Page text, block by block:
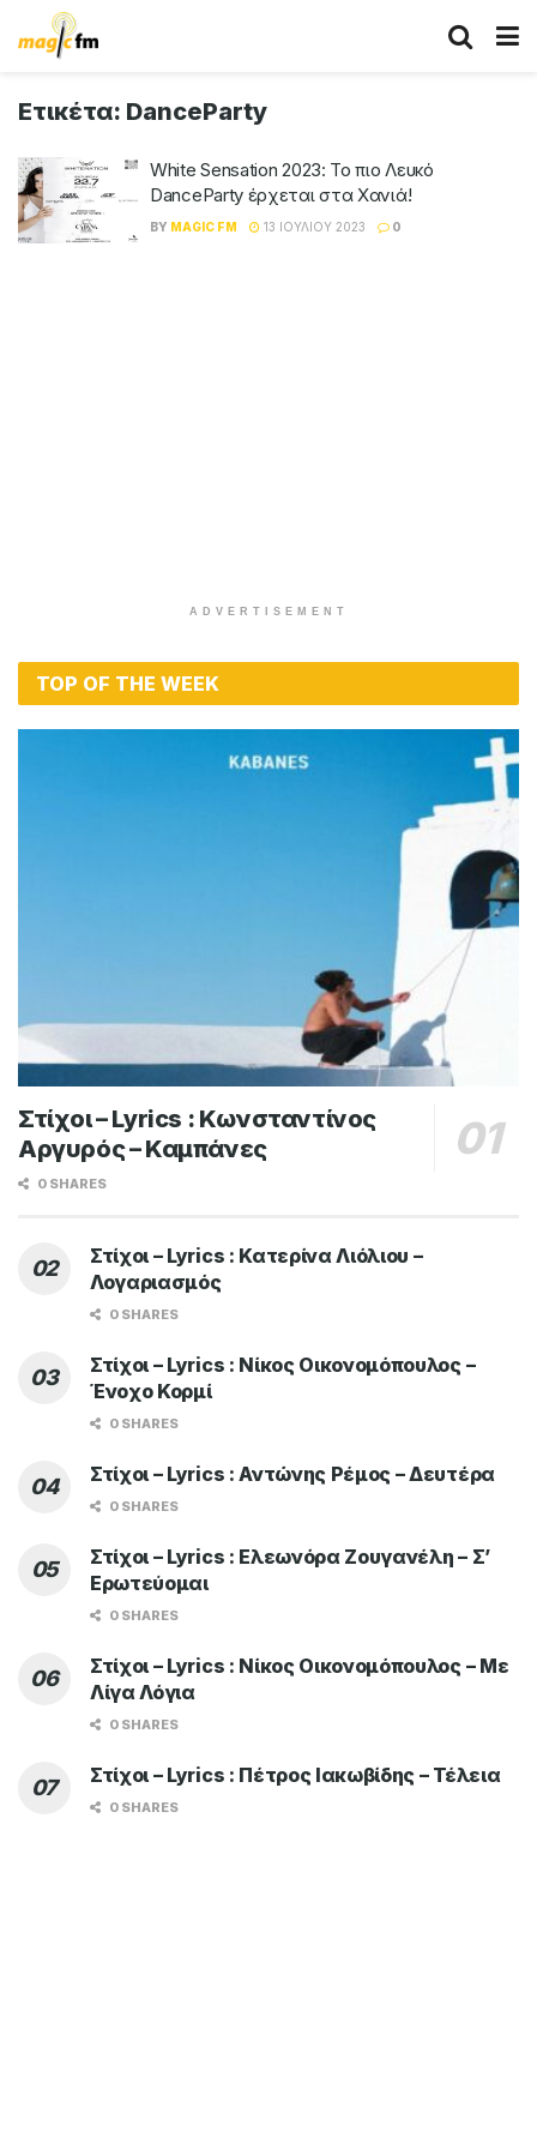
Ετικέτα: DanceParty
White Sensation 2023: Το πιο Λευκό
DanceParty έρχεται στα Χανιά!
BY MAGIC FM 13 ΙΟΥΛΊΟΥ 2023 0
ADVERTISEMENT
TOP OF THE WEEK
Στίχοι – Lyrics : Κωνσταντίνος
Αργυρός – Καμπάνες
0 SHARES
Στίχοι – Lyrics : Κατερίνα Λιόλιου –
Λογαριασμός
0 SHARES
Στίχοι – Lyrics : Νίκος Οικονομόπουλος –
Ένοχο Κορμί
0 SHARES
Στίχοι – Lyrics : Αντώνης Ρέμος – Δευτέρα
0 SHARES
Στίχοι – Lyrics : Ελεωνόρα Ζουγανέλη – Σ’
Ερωτεύομαι
0 SHARES
Στίχοι – Lyrics : Νίκος Οικονομόπουλος – Με
Λίγα Λόγια
0 SHARES
Στίχοι – Lyrics : Πέτρος Ιακωβίδης – Τέλεια
0 SHARES